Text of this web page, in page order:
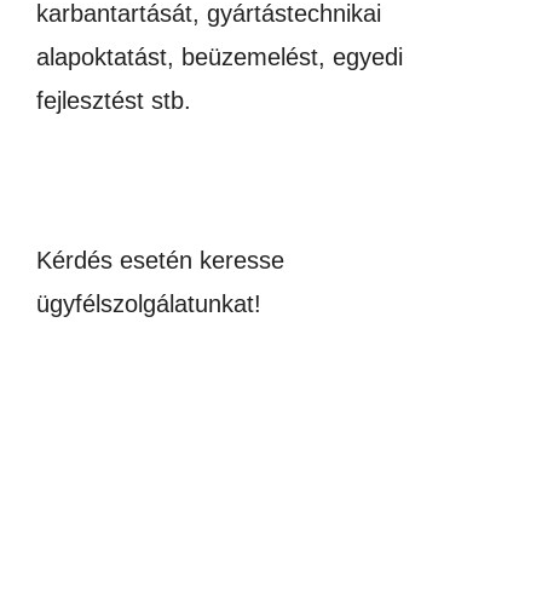
karbantartását, gyártástechnikai
alapoktatást, beüzemelést, egyedi
fejlesztést stb.
Kérdés esetén keresse
ügyfélszolgálatunkat!